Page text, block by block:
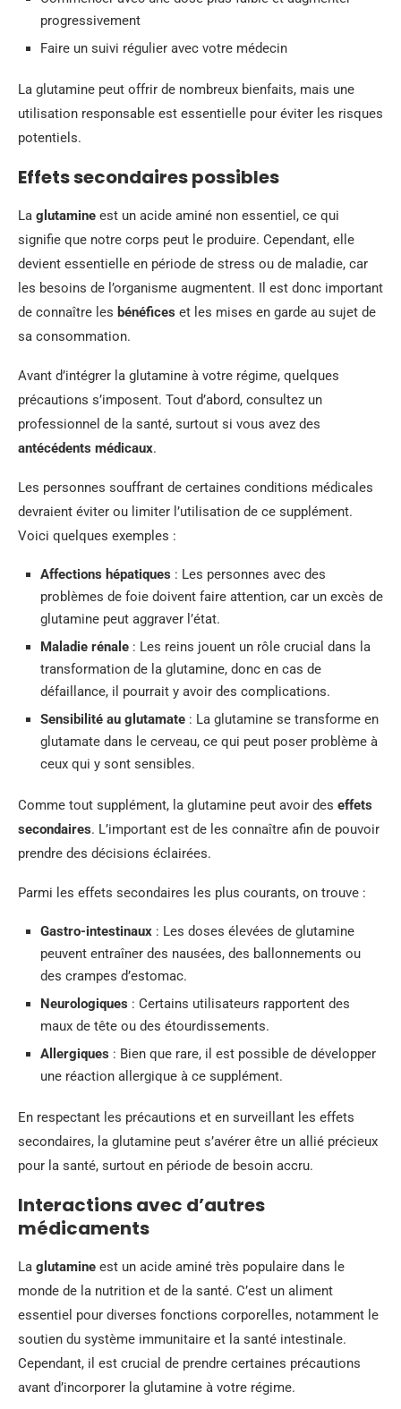
progressivement
Faire un suivi régulier avec votre médecin
La glutamine peut offrir de nombreux bienfaits, mais une
utilisation responsable est essentielle pour éviter les risques
potentiels.
Effets secondaires possibles
La glutamine est un acide aminé non essentiel, ce qui
signifie que notre corps peut le produire. Cependant, elle
devient essentielle en période de stress ou de maladie, car
les besoins de l’organisme augmentent. Il est donc important
de connaître les bénéfices et les mises en garde au sujet de
sa consommation.
Avant d’intégrer la glutamine à votre régime, quelques
précautions s’imposent. Tout d’abord, consultez un
professionnel de la santé, surtout si vous avez des
antécédents médicaux.
Les personnes souffrant de certaines conditions médicales
devraient éviter ou limiter l’utilisation de ce supplément.
Voici quelques exemples :
Affections hépatiques : Les personnes avec des
problèmes de foie doivent faire attention, car un excès de
glutamine peut aggraver l’état.
Maladie rénale : Les reins jouent un rôle crucial dans la
transformation de la glutamine, donc en cas de
défaillance, il pourrait y avoir des complications.
Sensibilité au glutamate : La glutamine se transforme en
glutamate dans le cerveau, ce qui peut poser problème à
ceux qui y sont sensibles.
Comme tout supplément, la glutamine peut avoir des effets
secondaires. L’important est de les connaître afin de pouvoir
prendre des décisions éclairées.
Parmi les effets secondaires les plus courants, on trouve :
Gastro-intestinaux : Les doses élevées de glutamine
peuvent entraîner des nausées, des ballonnements ou
des crampes d’estomac.
Neurologiques : Certains utilisateurs rapportent des
maux de tête ou des étourdissements.
Allergiques : Bien que rare, il est possible de développer
une réaction allergique à ce supplément.
En respectant les précautions et en surveillant les effets
secondaires, la glutamine peut s’avérer être un allié précieux
pour la santé, surtout en période de besoin accru.
Interactions avec d’autres
médicaments
La glutamine est un acide aminé très populaire dans le
monde de la nutrition et de la santé. C’est un aliment
essentiel pour diverses fonctions corporelles, notamment le
soutien du système immunitaire et la santé intestinale.
Cependant, il est crucial de prendre certaines précautions
avant d’incorporer la glutamine à votre régime.